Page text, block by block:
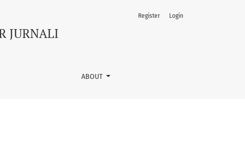
JURNALI
ABOUT
Register Login